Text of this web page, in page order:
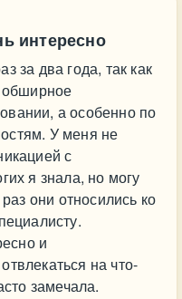
интересно
за два года, так как
обширное
а особенно по
У меня не
с
я знала, но могу
они относились ко
и
на что-
замечала.